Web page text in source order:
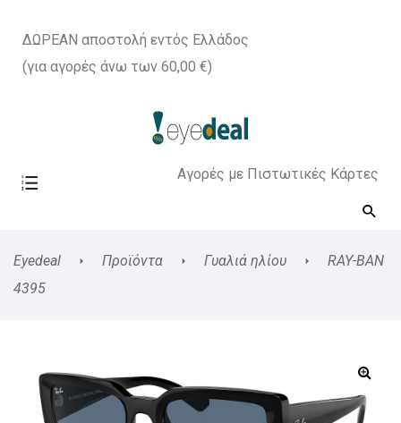
ΔΩΡΕΑΝ αποστολή εντός Ελλάδος
(για αγορές άνω των 60,00 €)
Αγορές με Πιστωτικές Κάρτες
Eyedeal Προϊόντα Γυαλιά ηλίου
RAY-BAN
4395